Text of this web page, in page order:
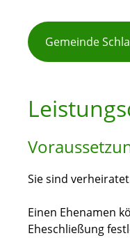
Gemeinde
Sie sind
Einen Ehenamen
Eheschließung